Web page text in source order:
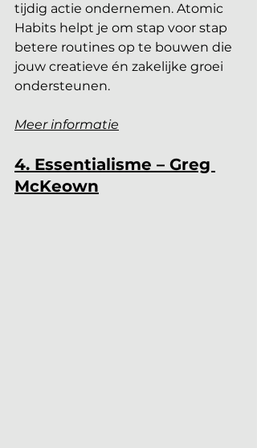
tijdig actie ondernemen. Atomic
Habits helpt je om stap voor stap
betere routines op te bouwen die
jouw creatieve én zakelijke groei
ondersteunen.
Meer informatie
4. Essentialisme – Greg
McKeown